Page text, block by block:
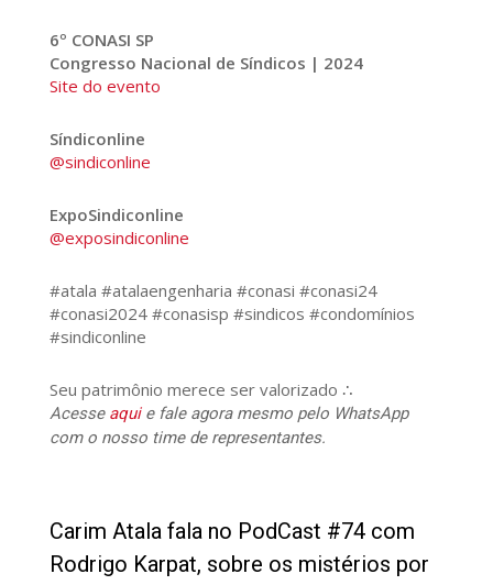
6º CONASI SP
Congresso Nacional de Síndicos | 2024
Site do evento
Síndiconline
@sindiconline
ExpoSindiconline
@exposindiconline
#atala #atalaengenharia #conasi #conasi24
#conasi2024 #conasisp #sindicos #condomínios
#sindiconline
Seu patrimônio merece ser valorizado ∴
Acesse aquie fale agora mesmo pelo WhatsApp
com o nosso time de representantes.
Carim Atala fala no PodCast #74 com
Rodrigo Karpat, sobre os mistérios por